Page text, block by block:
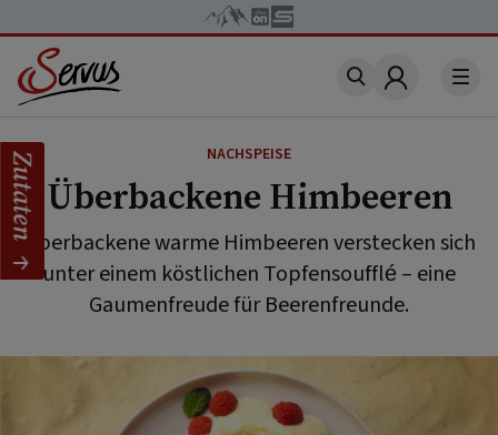
Account
NACHSPEISE
Überbackene Himbeeren
Überbackene warme Himbeeren verstecken sich
unter einem köstlichen Topfensoufflé – eine
Gaumenfreude für Beerenfreunde.
Zutaten